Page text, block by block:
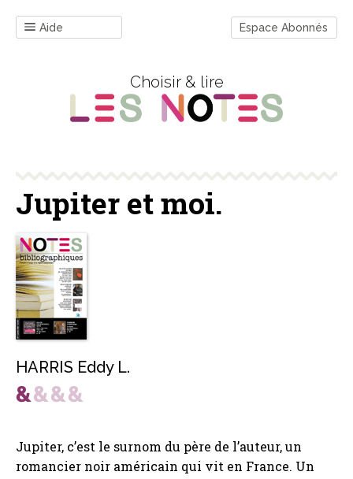
Aide Espace Abonnés
Choisir & lire
Jupiter et moi.
HARRIS Eddy L.
Jupiter, c’est le surnom du père de l’auteur, un
romancier noir américain qui vit en France. Un